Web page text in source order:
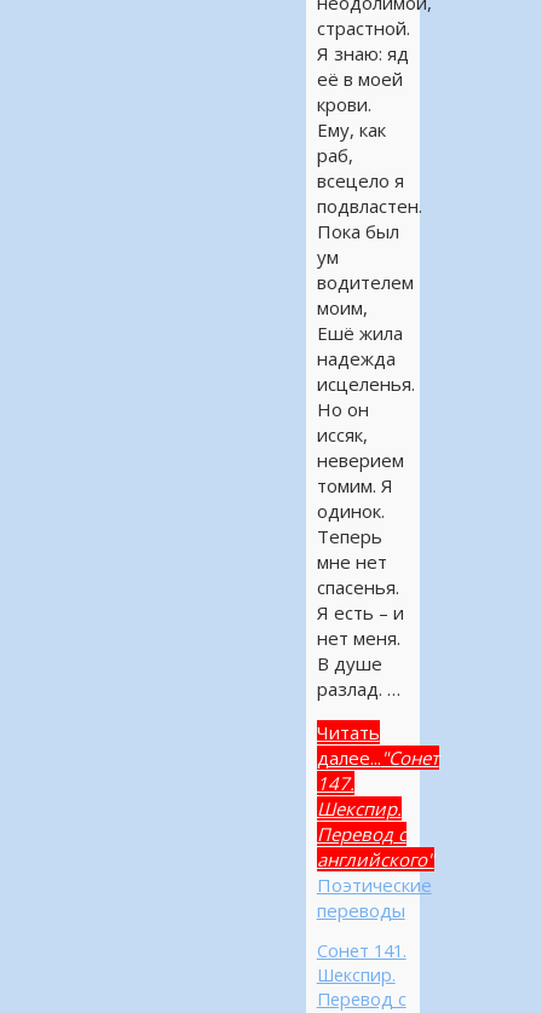
страстной.
Я знаю: яд
её в моей
крови.
Ему, как
раб,
всецело я
подвластен.
Пока был
ум
водителем
моим,
Ешё жила
надежда
исцеленья.
Но он
иссяк,
неверием
томим. Я
одинок.
Теперь
мне нет
спасенья.
Я есть – и
нет меня.
В душе
разлад. …
Читать
далее... "Сонет
147.
Шекспир.
Перевод с
английского"
Поэтические
переводы
Сонет 141.
Шекспир.
Перевод с